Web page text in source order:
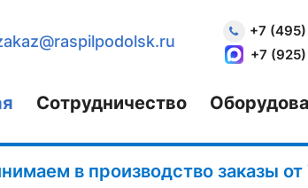
+7
+7
Сотрудничество
в производство заказы